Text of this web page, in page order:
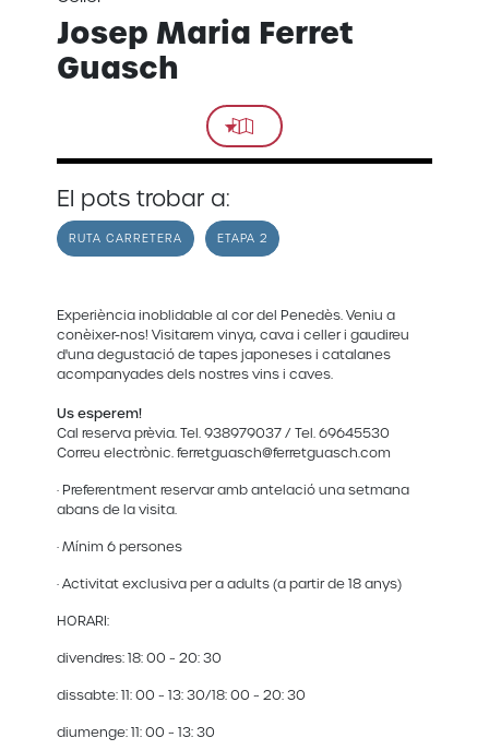
Josep Maria Ferret
Guasch
El pots trobar a:
RUTA CARRETERA ETAPA 2
Experiència inoblidable al cor del Penedès. Veniu a
conèixer-nos! Visitarem vinya, cava i celler i gaudireu
d'una degustació de tapes japoneses i catalanes
acompanyades dels nostres vins i caves.
Us esperem!
Cal reserva prèvia. Tel. 938979037 / Tel. 69645530
Correu electrònic. ferretguasch@ferretguasch.com
· Preferentment reservar amb antelació una setmana
abans de la visita.
· Mínim 6 persones
· Activitat exclusiva per a adults (a partir de 18 anys)
HORARI:
divendres: 18: 00 ~ 20: 30
dissabte: 11: 00 ~ 13: 30/18: 00 ~ 20: 30
diumenge: 11: 00 ~ 13: 30